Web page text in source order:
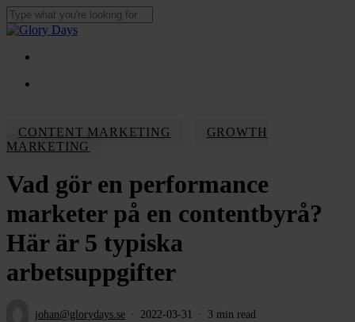
Skip
to
content
Close
Menu
CONTENT MARKETING
GROWTH
MARKETING
Vad gör en performance
marketer på en contentbyrå?
Här är 5 typiska
arbetsuppgifter
johan@glorydays.se 2022-03-31 3 min read